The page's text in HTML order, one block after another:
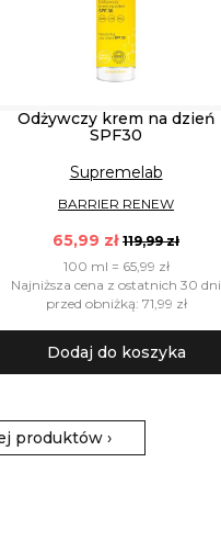
Odżywczy krem na dzień
SPF30
Supremelab
BARRIER RENEW
65,99 zł 119,99 zł
100 ml = 65,99 zł
Najniższa cena z ostatnich 30 dni
przed obniżką: 71,99 zł
Dodaj do koszyka
produktów ›